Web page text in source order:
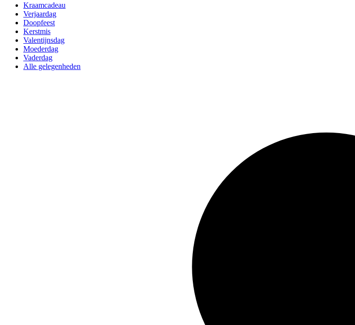
Kraamcadeau
Verjaardag
Doopfeest
Kerstmis
Valentijnsdag
Moederdag
Vaderdag
Alle gelegenheden